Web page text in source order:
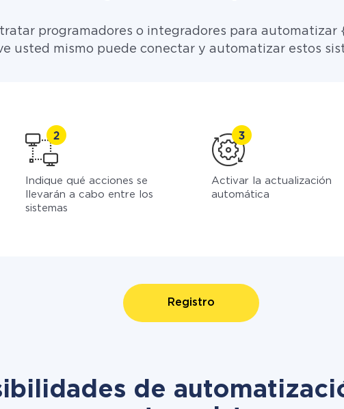
programadores o integradores para automatizar
usted mismo puede conectar y automatizar estos
Indique qué acciones se
llevarán a cabo entre los
sistemas
Activar la actualización
automática
Registro
de